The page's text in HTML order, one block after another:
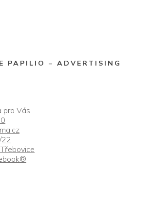
PAPILIO – ADVERTISING
pro Vás